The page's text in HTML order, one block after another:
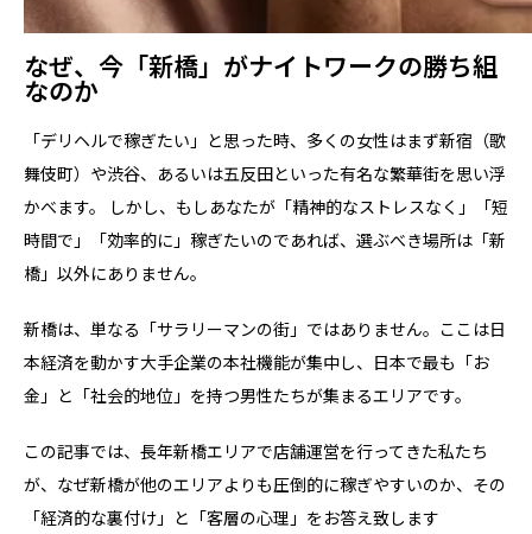
なぜ、今「新橋」がナイトワークの勝ち組
なのか
「デリヘルで稼ぎたい」と思った時、多くの女性はまず新宿（歌
舞伎町）や渋谷、あるいは五反田といった有名な繁華街を思い浮
かべます。 しかし、もしあなたが 「精神的なストレスなく」「短
時間で」「効率的に」稼ぎたいのであれば、選ぶべき場所は「新
橋」 以外にありません。
新橋は、単なる「サラリーマンの街」ではありません。ここは日
本経済を動かす大手企業の本社機能が集中し、日本で最も「お
金」と「社会的地位」を持つ男性たちが集まるエリアです。
この記事では、長年新橋エリアで店舗運営を行ってきた私たち
が、なぜ新橋が他のエリアよりも圧倒的に稼ぎやすいのか、その
「経済的な裏付け」と「客層の心理」をお答え致します